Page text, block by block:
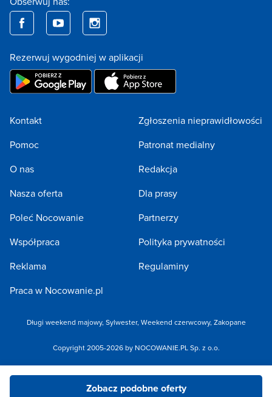
Zobacz podobne oferty
Rezerwuj wygodniej w aplikacji
Kontakt
Pomoc
O nas
Nasza oferta
Poleć Nocowanie
Współpraca
Reklama
Praca w Nocowanie.pl
Zgłoszenia nieprawidłowości
Patronat medialny
Redakcja
Dla prasy
Partnerzy
Polityka prywatności
Regulaminy
Długi weekend majowy, Sylwester, Weekend czerwcowy, Zakopane
Copyright 2005-2026 by NOCOWANIE.PL Sp. z o.o.